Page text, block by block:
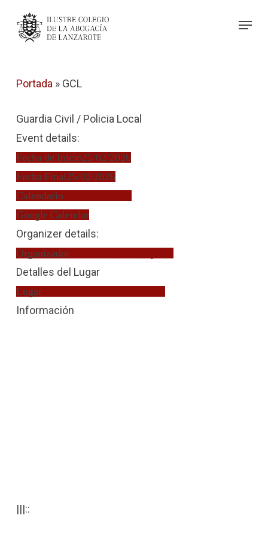
Menu
Portada » GCL
Guardia Civil / Policia Local
Event details:
Fecha de Inicio25/02/2026
Fecha Final25/02/2026
Calendario
Google Calendar
Organizer details:
OrganizadorMercedes Nieto Fajardo
Detalles del Lugar
LugarGuardia Civil / Policia Local
Información
|||::